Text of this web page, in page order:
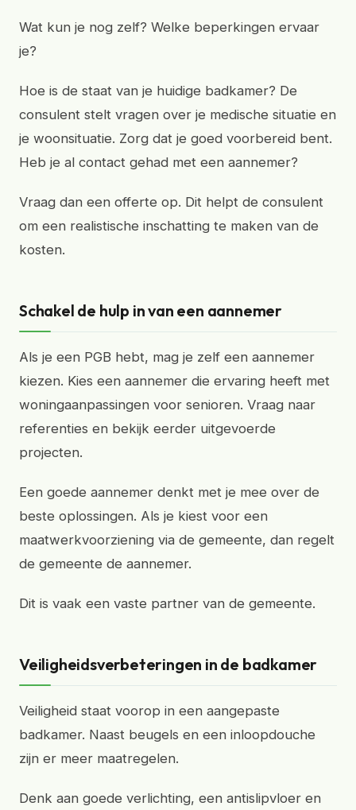
Wat kun je nog zelf? Welke beperkingen ervaar
je?
Hoe is de staat van je huidige badkamer? De
consulent stelt vragen over je medische situatie en
je woonsituatie. Zorg dat je goed voorbereid bent.
Heb je al contact gehad met een aannemer?
Vraag dan een offerte op. Dit helpt de consulent
om een realistische inschatting te maken van de
kosten.
Schakel de hulp in van een aannemer
Als je een PGB hebt, mag je zelf een aannemer
kiezen. Kies een aannemer die ervaring heeft met
woningaanpassingen voor senioren. Vraag naar
referenties en bekijk eerder uitgevoerde
projecten.
Een goede aannemer denkt met je mee over de
beste oplossingen. Als je kiest voor een
maatwerkvoorziening via de gemeente, dan regelt
de gemeente de aannemer.
Dit is vaak een vaste partner van de gemeente.
Veiligheidsverbeteringen in de badkamer
Veiligheid staat voorop in een aangepaste
badkamer. Naast beugels en een inloopdouche
zijn er meer maatregelen.
Denk aan goede verlichting, een antislipvloer en